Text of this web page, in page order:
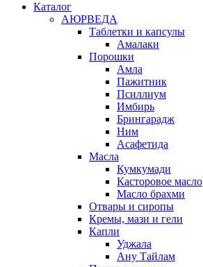
Каталог
АЮРВЕДА
Таблетки и капсулы
Амалаки
Порошки
Амла
Пажитник
Псиллиум
Имбирь
Брингарадж
Ним
Асафетида
Масла
Кумкумади
Касторовое масло
Масло брахми
Отвары и сиропы
Кремы, мази и гели
Капли
Уджала
Ану Тайлам